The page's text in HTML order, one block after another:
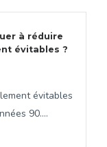
à réduire
évitables ?
évitables
90....